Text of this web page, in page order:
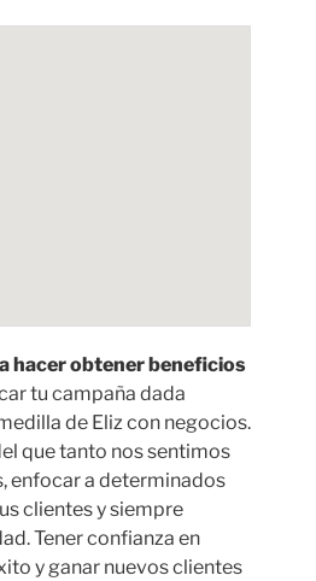
hacer obtener beneficios
tu campaña dada
de Eliz con negocios.
que tanto nos sentimos
enfocar a determinados
clientes y siempre
Tener confianza en
y ganar nuevos clientes